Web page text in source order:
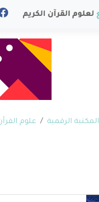
المكتبة الرقمية علوم